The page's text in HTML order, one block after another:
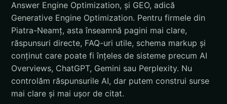
Answer Engine Optimization, și GEO, adică
Generative Engine Optimization. Pentru firmele din
Piatra-Neamț, asta înseamnă pagini mai clare,
răspunsuri directe, FAQ-uri utile, schema markup și
conținut care poate fi înțeles de sisteme precum AI
Overviews, ChatGPT, Gemini sau Perplexity. Nu
controlăm răspunsurile AI, dar putem construi surse
mai clare și mai ușor de citat.